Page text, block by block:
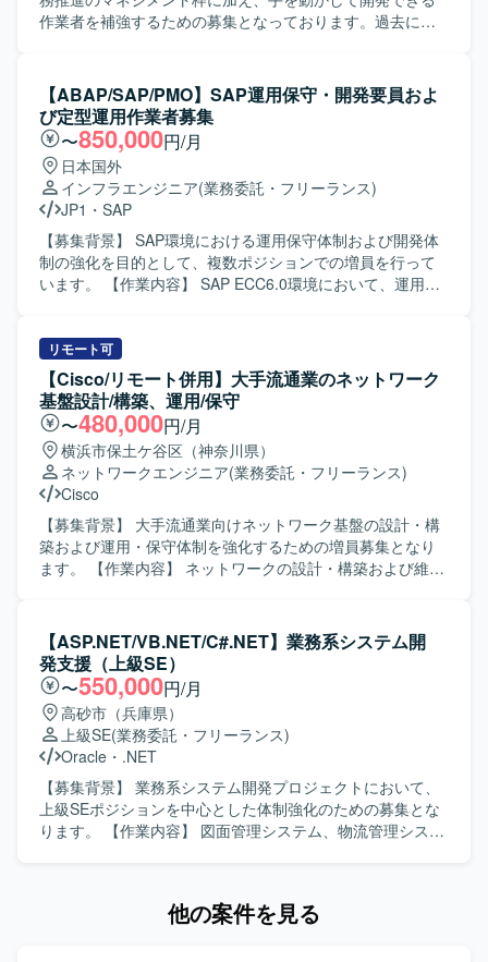
開発に関わることで、レガシーシステムの改善や安定運用
作業者を補強するための募集となっております。過去に一
レジットカードまわりの知見を活かしたアプリケーション
開発を担当していただきます。要件整理から実装フェーズ
まで一連の開発工程を自走しながら推進していただき、カ
ード決済および周辺システム領域の機能拡張や改修などを
行っていただきます。 【求める人物像】 金融・クレジット
カード領域のドメイン知見をお持ちで、自ら主体的に開発
を進められる方を求めております。マネジメントよりも実
装で価値発揮したい志向をお持ちの方や、周囲とコミュニ
ケーションを取りながら着実に開発を進められる方が望ま
しいです。 【ポジションの魅力】 金融・クレジットカード
る温度感の高い案件であり、業務知見と開発スキルの両軸
でキャリアを積むことができます。 【開発環境】 詳細な技
術スタックは別途確認となりますが、金融・クレジットカ
ード領域のアプリケーション開発環境での作業を想定して
おります。
【ABAP/SAP/PMO】SAP運用保守・開発要員およ
び定型運用作業者募集
〜850,000円/月
日本国外
インフラエンジニア(業務委託・フリーランス)
JP1 ・ SAP
【募集背景】 SAP環境における運用保守体制および開発体
制の強化を目的として、複数ポジションでの増員を行って
います。 【作業内容】 SAP ECC6.0環境において、運用保
査・原因分析・改修対応、ならびにカスタマイズ・追加開
発を行います。また、JP1を用いたジョブの操作やジョブネ
ットの設定・変更・改修も実施していただきます。 あわせ
て、マスタ登録や移送作業などのSAP定型運用作業、要員
アサインやリリース手続き、月次書類作成などのPMO的な
定型運用作業もご担当いただきます。 【求める人物像】 担
当領域において自走して調査・障害対応ができる方を求め
ています。複数のチームや関係者と連携しながら業務を進
められるコミュニケーション力をお持ちで、手順に沿った
定型業務と、状況に応じた柔軟な対応の双方に取り組んで
いただける方が望ましいです。 【ポジションの魅力】 SAP
SD／MM／PP／COなど複数モジュールに関わることで、業
務プロセス理解と技術スキルの双方を高めることができま
す。また、運用・開発・PMO業務が並行する環境のため、
キャリアの選択肢を広げる経験を積むことができます。
【開発環境】 SAP ECC6.0を中心とした環境で、ABAPによ
る開発およびJP1を用いたジョブ管理を行います。Office製
品を活用しながら、月次書類作成や各種管理業務も実施し
ていただきます。
リモート可
【Cisco/リモート併用】大手流通業のネットワーク
基盤設計/構築、運用/保守
〜480,000円/月
横浜市保土ケ谷区（神奈川県）
ネットワークエンジニア(業務委託・フリーランス)
Cisco
【募集背景】 大手流通業向けネットワーク基盤の設計・構
築および運用・保守体制を強化するための増員募集となり
ます。 【作業内容】 ネットワークの設計・構築および維持
ご担当いただきます。コンフィグや手順書の作成を行い、
ネットワーク機器の設定変更作業も実施いたします。デー
タセンタ内の構築案件や要件追加案件において、詳細設計
から一人称で対応し、顧客や他メンバと連携しながら案件
を推進していただきます。 【求める人物像】 ネットワーク
設計・構築の実務経験を活かし、自ら課題を見つけて主体
的に行動できる方を求めています。顧客やチームメンバと
円滑にコミュニケーションを取りながら、責任感を持って
案件を推進できる方にマッチするポジションです。 【ポジ
ションの魅力】 大手流通業向けの大規模ネットワーク基盤
見や設計スキルをさらに高めることができます。 【開発環
【ASP.NET/VB.NET/C#.NET】業務系システム開
発支援（上級SE）
〜550,000円/月
高砂市（兵庫県）
上級SE(業務委託・フリーランス)
Oracle ・ .NET
【募集背景】 業務系システム開発プロジェクトにおいて、
上級SEポジションを中心とした体制強化のための募集とな
ります。 【作業内容】 図面管理システム、物流管理システ
実装を行いながら、品質を意識した開発を推進していただ
他の案件を見る